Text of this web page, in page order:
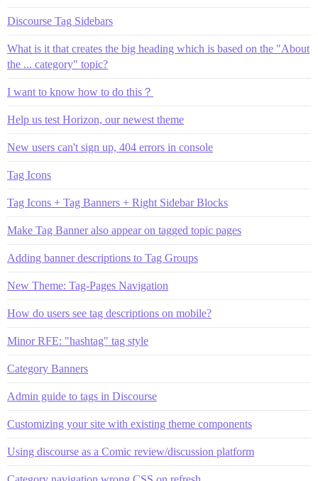
Discourse Tag Sidebars
What is it that creates the big heading which is based on the "About
the ... category" topic?
I want to know how to do this？
Help us test Horizon, our newest theme
New users can't sign up, 404 errors in console
Tag Icons
Tag Icons + Tag Banners + Right Sidebar Blocks
Make Tag Banner also appear on tagged topic pages
Adding banner descriptions to Tag Groups
New Theme: Tag-Pages Navigation
How do users see tag descriptions on mobile?
Minor RFE: "hashtag" tag style
Category Banners
Admin guide to tags in Discourse
Customizing your site with existing theme components
Using discourse as a Comic review/discussion platform